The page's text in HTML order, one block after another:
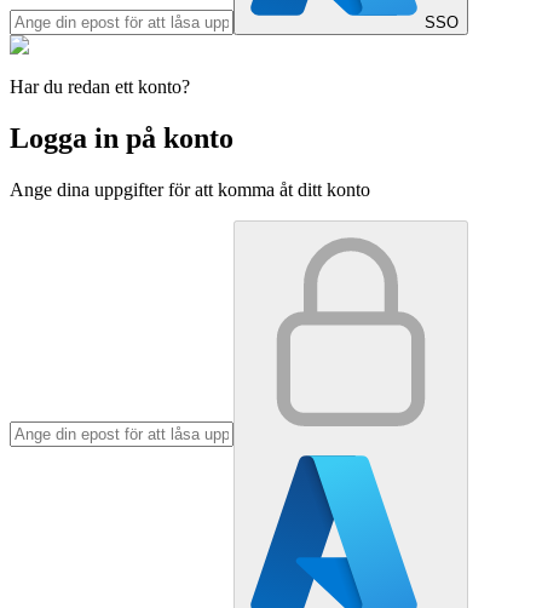
SSO
Har du redan ett konto?
Logga in på konto
Ange dina uppgifter för att komma åt ditt konto